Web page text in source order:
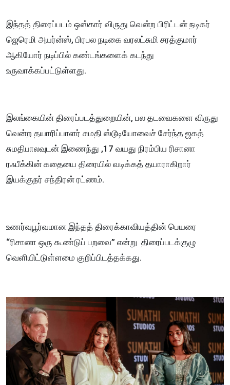
இந்தத் திரைப்படம் ஒஸ்கார் விருது வென்ற பிரிட்டன் நடிகர்
ஜெரெமி அயர்ன்ஸ், பிரபல நடிகை வரலட்சுமி சரத்குமார்
ஆகியோர் நடிப்பில் கண்டங்களைக் கடந்து
உருவாக்கப்பட்டுள்ளது.
இலங்கையின் திரைப்படத்துறையின், பல தடவைகளை விருது
வென்ற தயாரிப்பாளர் சுமதி ஸ்டூடியோவைச் சேர்ந்த ஜகத்
சுமதிபாலவுடன் இணைந்து ,17 வயது நிரம்பிய ரிசானா
ரஃபீக்கின் கதையை திரையில் வடிக்கத் தயாராகிறார்
இயக்குநர் சந்திரன் ரட்ணம்.
உணர்வுபூர்வமான இந்தத் திரைக்காவியத்தின் பெயரை
“ரிசானா ஒரு கூண்டுப் பறவை” என்று திரைப்படக்குழு
வெளியிட்டுள்ளமை குறிப்பிடத்தக்கது.